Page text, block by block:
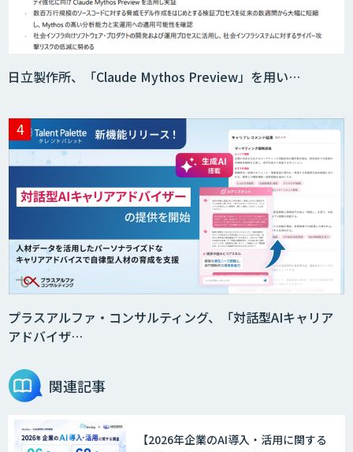
日立製作所、「Claude Mythos Preview」を用い…
プラスアルファ・コンサルティング、「対話型AIキャリア
アドバイザ…
関連記事
【2026年企業のAI導入・活用に関する